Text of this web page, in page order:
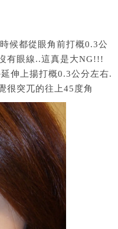
候都從眼角前打概0.3公
有眼線..這真是大NG!!!
伸上揚打概0.3公分左右.
很突兀的往上45度角